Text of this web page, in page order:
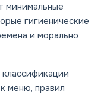
минимальные
гигиенические
и морально
меню, правил